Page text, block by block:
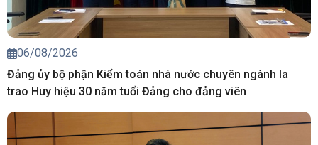
06/08/2026
Đảng ủy bộ phận Kiểm toán nhà nước chuyên ngành Ia
trao Huy hiệu 30 năm tuổi Đảng cho đảng viên